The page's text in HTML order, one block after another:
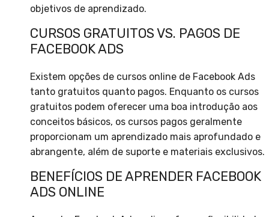
objetivos de aprendizado.
CURSOS GRATUITOS VS. PAGOS DE
FACEBOOK ADS
Existem opções de cursos online de Facebook Ads
tanto gratuitos quanto pagos. Enquanto os cursos
gratuitos podem oferecer uma boa introdução aos
conceitos básicos, os cursos pagos geralmente
proporcionam um aprendizado mais aprofundado e
abrangente, além de suporte e materiais exclusivos.
BENEFÍCIOS DE APRENDER FACEBOOK
ADS ONLINE